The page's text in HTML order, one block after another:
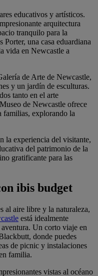
educativos y artísticos.
arquitectura
tranquilo para la
una casa eduardiana
vida en Newcastle a
de Arte de Newcastle,
y un jardín de esculturas.
tanto en el arte
de Newcastle ofrece
familias, explorando la
la experiencia del visitante,
del patrimonio de la
gratificante para las
ibis budget
al aire libre y la naturaleza,
está idealmente
Un corto viaje en
donde puedes
de picnic y instalaciones
familia.
vistas al océano